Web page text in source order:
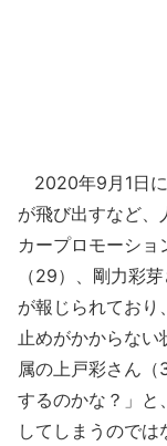
2020年9月1日
が飛び出すなど、
カープロモーシ
（29）、剛力彩
が報じられており
止めがかからない
属の上戸彩さん
するのかな？」と
してしまうのでは